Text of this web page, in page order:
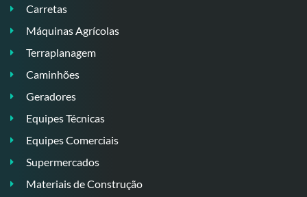
Carretas
Máquinas Agrícolas
Terraplanagem
Caminhões
Geradores
Equipes Técnicas
Equipes Comerciais
Supermercados
Materiais de Construção